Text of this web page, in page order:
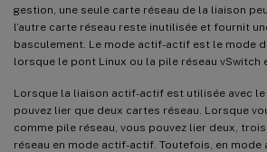
gestion, une seule carte réseau de la liaison
l’autre carte réseau reste inutilisée et fournit
basculement. Le mode actif-actif est le mode
lorsque le pont Linux ou la pile réseau vSwitch
Lorsque la liaison actif-actif est utilisée avec le
pouvez lier que deux cartes réseau. Lorsque
comme pile réseau, vous pouvez lier deux,
réseau en mode actif-actif. Toutefois, en